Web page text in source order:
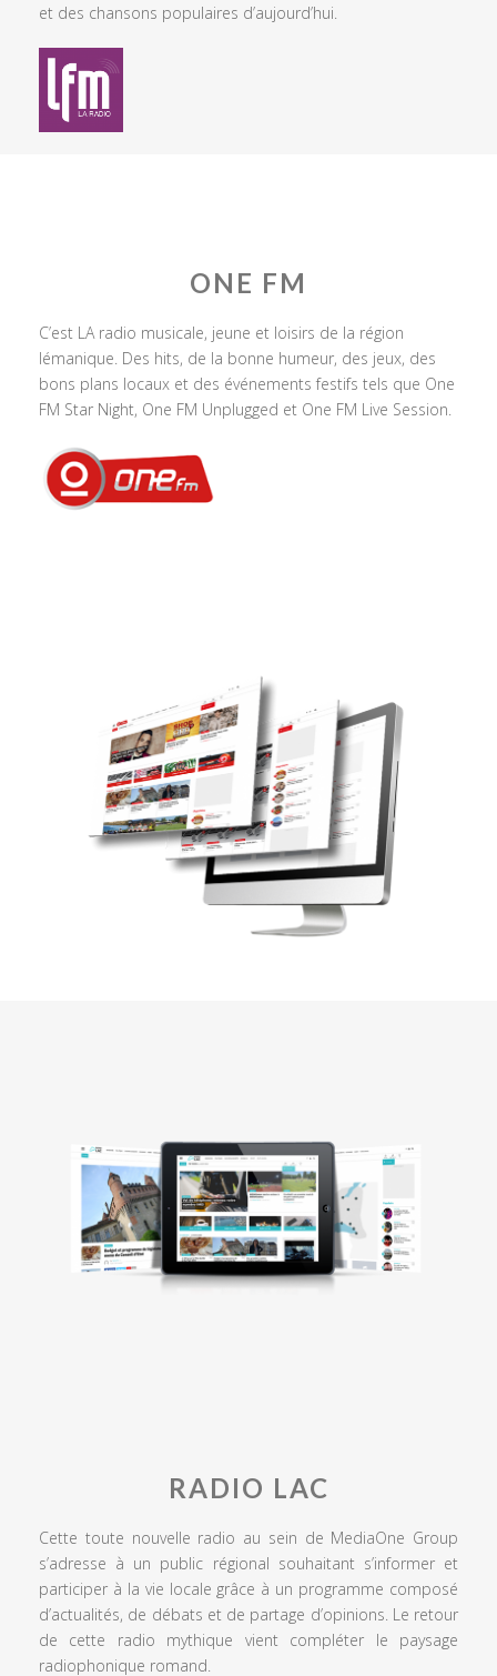
et des chansons populaires d’aujourd’hui.
ONE FM
C’est LA radio musicale, jeune et loisirs de la région
lémanique. Des hits, de la bonne humeur, des jeux, des
bons plans locaux et des événements festifs tels que One
FM Star Night, One FM Unplugged et One FM Live Session.
RADIO LAC
Cette toute nouvelle radio au sein de MediaOne Group
s’adresse à un public régional souhaitant s’informer et
participer à la vie locale grâce à un programme composé
d’actualités, de débats et de partage d’opinions. Le retour
de cette radio mythique vient compléter le paysage
radiophonique romand.